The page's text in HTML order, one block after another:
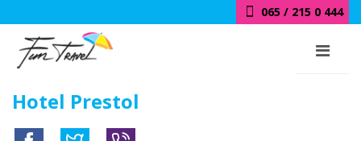
065 / 215 0 444
Hotel Prestol